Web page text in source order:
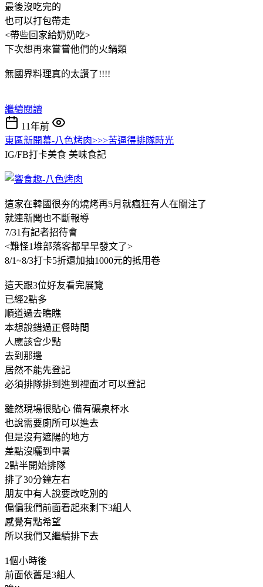
最後沒吃完的
也可以打包帶走
<帶些回家給奶奶吃>
下次想再來嘗嘗他們的火鍋類
無國界料理真的太讚了!!!!
繼續閱讀
11年前
東區新開幕-八色烤肉>>>苦逼得排隊時光
IG/FB打卡美食 美味食記
這家在韓國很夯的燒烤再5月就瘋狂有人在關注了
就連新聞也不斷報導
7/31有記者招待會
<難怪1堆部落客都早早發文了>
8/1~8/3打卡5折還加抽1000元的抵用卷
這天跟3位好友看完展覽
已經2點多
順道過去瞧瞧
本想說錯過正餐時間
人應該會少點
去到那邊
居然不能先登記
必須排隊排到進到裡面才可以登記
雖然現場很貼心 備有礦泉杯水
也說需要廁所可以進去
但是沒有遮陽的地方
差點沒曬到中暑
2點半開始排隊
排了30分鐘左右
朋友中有人說要改吃別的
偏偏我們前面看起來剩下3組人
感覺有點希望
所以我們又繼續排下去
1個小時後
前面依舊是3組人